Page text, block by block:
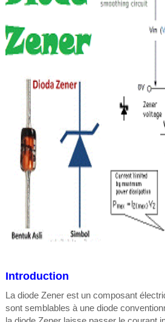
Introduction
La diode Zener est un composant
sont semblables à une diode